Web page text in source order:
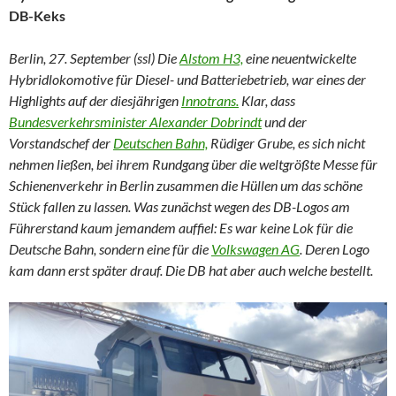
DB-Keks
Berlin, 27. September (ssl) DieAlstom H3,eine neuentwickelte
Hybridlokomotive für Diesel- und Batteriebetrieb, war eines der
Highlights auf der diesjährigen Innotrans. Klar, dass
Bundesverkehrsminister Alexander Dobrindtund der
Vorstandschef der Deutschen Bahn, Rüdiger Grube, es sich nicht
nehmen ließen, bei ihrem Rundgang über die weltgrößte Messe für
Schienenverkehr in Berlin zusammen die Hüllen um das schöne
Stück fallen zu lassen. Was zunächst wegen des DB-Logos am
Führerstand kaum jemandem auffiel: Es war keine Lok für die
Deutsche Bahn, sondern eine für die Volkswagen AG. Deren Logo
kam dann erst später drauf. Die DB hat aber auch welche bestellt.